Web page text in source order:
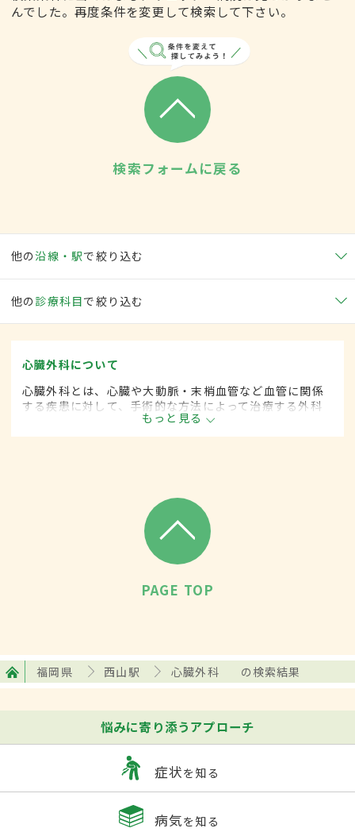
んでした。再度条件を変更して検索して下さい。
検索フォームに戻る
他の沿線・駅で絞り込む
他の 診療科目で絞り込む
心臓外科について
心臓外科とは、心臓や大動脈・末梢血管など血管に関係
する疾患に対して、手術的な方法によって治療する外科
もっと見る
PAGE TOP
福岡県 西山駅 心臓外科 の検索結果
悩みに寄り添うアプローチ
症状を知る
病気を知る